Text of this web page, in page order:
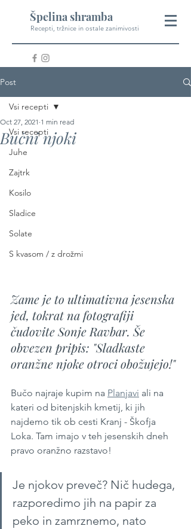
Špelina shramba
Recepti, tržnice in ostale zanimivosti
Post
Vsi recepti
Juhe
Zajtrk
Kosilo
Sladice
Solate
S kvasom / z drožmi
Vsi recepti
Bučni njoki
Oct 27, 2021 1 min read
Zame je to ultimativna jesenska
jed, tokrat na fotografiji
čudovite Sonje Ravbar. Še
obvezen pripis: "Sladkaste
oranžne njoke otroci obožujejo!"
Bučo najraje kupim na Planjavi ali na
kateri od bitenjskih kmetij, ki jih
najdemo tik ob cesti Kranj - Škofja
Loka. Tam imajo v teh jesenskih dneh
pravo oranžno razstavo!
Je njokov preveč? Nič hudega,
razporedimo jih na papir za
peko in zamrznemo, nato